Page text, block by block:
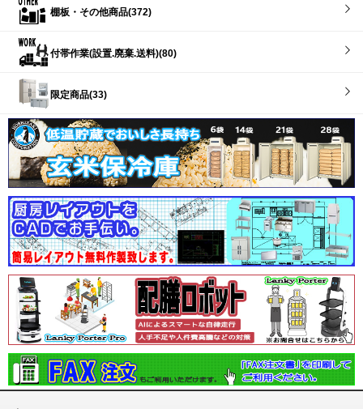
棚板・その他商品(372)
付帯作業(設置.廃棄.送料)(80)
限定商品(33)